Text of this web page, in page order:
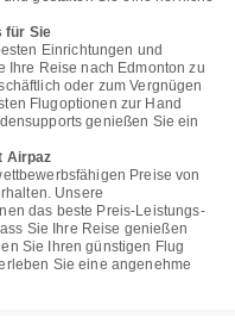
für Sie
Einrichtungen und
Ihre Reise nach Edmonton zu
oder zum Vergnügen
Flugoptionen zur Hand
genießen Sie ein
Airpaz
Preise von
Unsere
das beste Preis-Leistungs-
Sie Ihre Reise genießen
Sie Ihren günstigen Flug
Sie eine angenehme